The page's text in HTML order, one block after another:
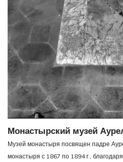
Монастырский музей
Музей монастыря посвящен падре
монастыря с 1867 по 1894 г., благодаря